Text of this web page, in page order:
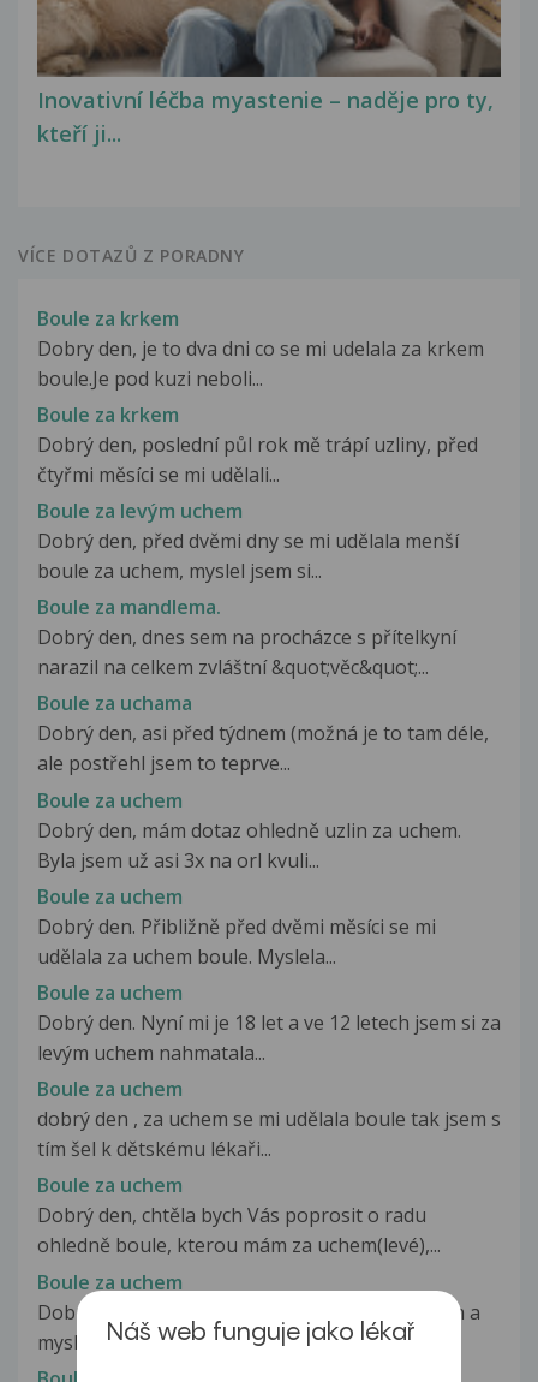
Inovativní léčba myastenie – naděje pro ty,
kteří ji...
VÍCE DOTAZŮ Z PORADNY
Boule za krkem
Dobry den, je to dva dni co se mi udelala za krkem
boule.Je pod kuzi neboli...
Boule za krkem
Dobrý den, poslední půl rok mě trápí uzliny, před
čtyřmi měsíci se mi udělali...
Boule za levým uchem
Dobrý den, před dvěmi dny se mi udělala menší
boule za uchem, myslel jsem si...
Boule za mandlema.
Dobrý den, dnes sem na procházce s přítelkyní
narazil na celkem zvláštní &quot;věc&quot;...
Boule za uchama
Dobrý den, asi před týdnem (možná je to tam déle,
ale postřehl jsem to teprve...
Boule za uchem
Dobrý den, mám dotaz ohledně uzlin za uchem.
Byla jsem už asi 3x na orl kvuli...
Boule za uchem
Dobrý den. Přibližně před dvěmi měsíci se mi
udělala za uchem boule. Myslela...
Boule za uchem
Dobrý den. Nyní mi je 18 let a ve 12 letech jsem si za
levým uchem nahmatala...
Boule za uchem
dobrý den , za uchem se mi udělala boule tak jsem s
tím šel k dětskému lékaři...
Boule za uchem
Dobrý den, chtěla bych Vás poprosit o radu
ohledně boule, kterou mám za uchem(levé),...
Boule za uchem
Dobrý den, už asi půl roku mám bouli za uchem a
myslím, že se zvětšuje.Teď...
Náš web funguje jako lékař